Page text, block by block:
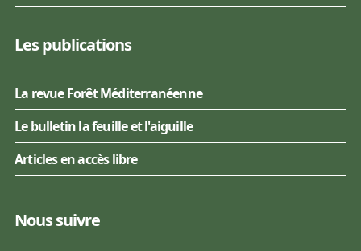
Les publications
La revue Forêt Méditerranéenne
Le bulletin la feuille et l'aiguille
Articles en accès libre
Nous suivre